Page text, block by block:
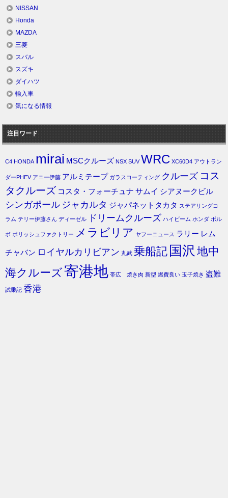
NISSAN
Honda
MAZDA
三菱
スバル
スズキ
ダイハツ
輸入車
気になる情報
注目ワード
C4 HONDA mirai MSCクルーズ NSX SUV WRC XC60D4 アウトラン
ダーPHEV アニー伊藤 アルミテープ ガラスコーティング クルーズ コス
タクルーズ コスタ・フォーチュナ サムイ シアヌークビル
シンガポール ジャカルタ ジャパネットタカタ ステアリングコ
ラム テリー伊藤さん ディーゼル ドリームクルーズ ハイビーム ホンダ ボル
ボ ポリッシュファクトリー メラビリア ヤフーニュース ラリー レム
チャバン ロイヤルカリビアン 丸武 乗船記 国沢 地中
海クルーズ寄港地 帯広 焼き肉 新型 燃費良い 玉子焼き 盗難
試乗記 香港